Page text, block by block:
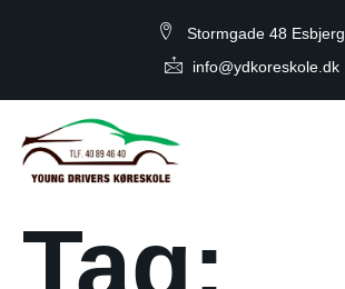
Stormgade 48 Esbjerg
info@ydkoreskole.dk
Tag: